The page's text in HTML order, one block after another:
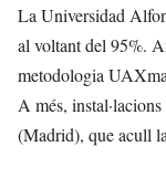
La Universidad
al voltant del 95%.
metodologia
A més,
(Madrid), que acull